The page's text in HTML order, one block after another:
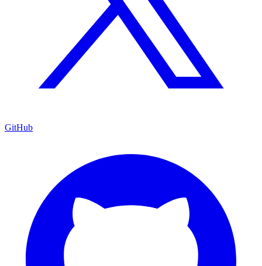
GitHub